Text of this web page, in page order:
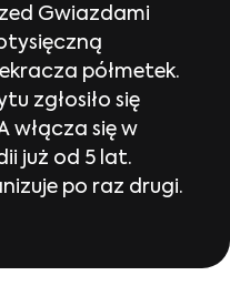
Gwiazdami
półmetek.
zgłosiło się
włącza się w
już od 5 lat.
po raz drugi.